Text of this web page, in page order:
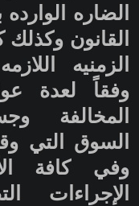
الضاره
القانون وكذلك
الزمنيه
وفقاً لعدة
المخالفة
السوق التي
وفي كافة
الإجراءات